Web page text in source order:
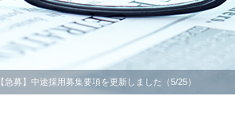
【急募】中途採用募集要項を更新しました（5/25）